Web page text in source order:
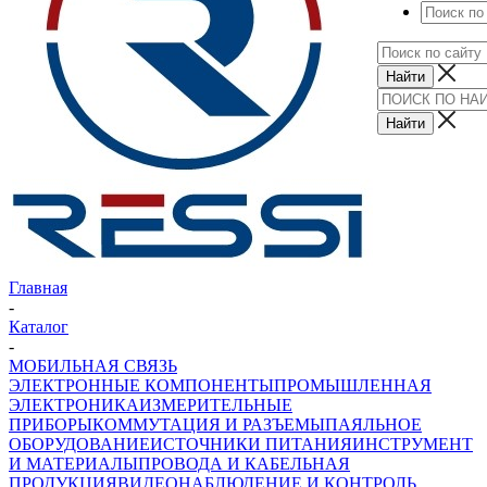
Главная
-
Каталог
-
МОБИЛЬНАЯ СВЯЗЬ
ЭЛЕКТРОННЫЕ КОМПОНЕНТЫПРОМЫШЛЕННАЯ
ЭЛЕКТРОНИКАИЗМЕРИТЕЛЬНЫЕ
ПРИБОРЫКОММУТАЦИЯ И РАЗЪЕМЫПАЯЛЬНОЕ
ОБОРУДОВАНИЕИСТОЧНИКИ ПИТАНИЯИНСТРУМЕНТ
И МАТЕРИАЛЫПРОВОДА И КАБЕЛЬНАЯ
ПРОДУКЦИЯВИДЕОНАБЛЮДЕНИЕ И КОНТРОЛЬ